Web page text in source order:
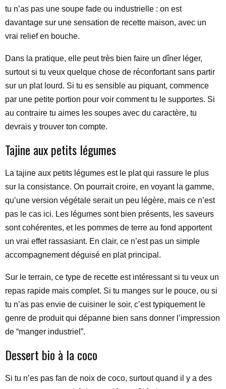
tu n’as pas une soupe fade ou industrielle : on est
davantage sur une sensation de recette maison, avec un
vrai relief en bouche.
Dans la pratique, elle peut très bien faire un dîner léger,
surtout si tu veux quelque chose de réconfortant sans partir
sur un plat lourd. Si tu es sensible au piquant, commence
par une petite portion pour voir comment tu le supportes. Si
au contraire tu aimes les soupes avec du caractère, tu
devrais y trouver ton compte.
Tajine aux petits légumes
La tajine aux petits légumes est le plat qui rassure le plus
sur la consistance. On pourrait croire, en voyant la gamme,
qu’une version végétale serait un peu légère, mais ce n’est
pas le cas ici. Les légumes sont bien présents, les saveurs
sont cohérentes, et les pommes de terre au fond apportent
un vrai effet rassasiant. En clair, ce n’est pas un simple
accompagnement déguisé en plat principal.
Sur le terrain, ce type de recette est intéressant si tu veux un
repas rapide mais complet. Si tu manges sur le pouce, ou si
tu n’as pas envie de cuisiner le soir, c’est typiquement le
genre de produit qui dépanne bien sans donner l’impression
de “manger industriel”.
Dessert bio à la coco
Si tu n’es pas fan de noix de coco, surtout quand il y a des